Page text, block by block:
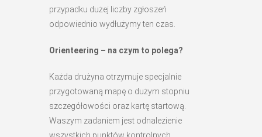
przypadku dużej liczby zgłoszeń
odpowiednio wydłużymy ten czas.
Orienteering – na czym to polega?
Każda drużyna otrzymuje specjalnie
przygotowaną mapę o dużym stopniu
szczegółowości oraz kartę startową.
Waszym zadaniem jest odnalezienie
wszystkich punktów kontrolnych